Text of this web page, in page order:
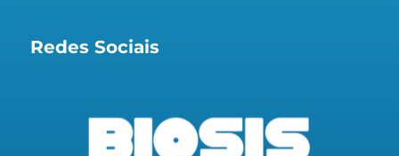
Redes Sociais